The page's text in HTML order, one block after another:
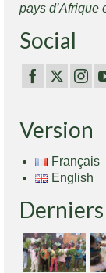
pays d’Afrique
Social
Version
Français
English